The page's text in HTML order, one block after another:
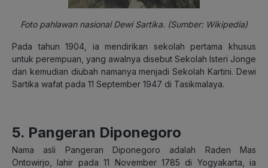
Foto pahlawan nasional Dewi Sartika. (Sumber: Wikipedia)
Pada tahun 1904, ia mendirikan sekolah pertama khusus
untuk perempuan, yang awalnya disebut Sekolah Isteri Jonge
dan kemudian diubah namanya menjadi Sekolah Kartini. Dewi
Sartika wafat pada 11 September 1947 di Tasikmalaya.
5. Pangeran Diponegoro
Nama asli Pangeran Diponegoro adalah Raden Mas
Ontowirjo, lahir pada 11 November 1785 di Yogyakarta, ia